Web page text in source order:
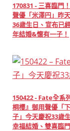
170831 - 三喜臨門
聲優「米澤円」昨
36歲生日、宣布已
年結婚&懷有一子！
150422 - Fate全系
桐櫻』御用聲優「
子」今天慶祝33歲
幸福結婚、雙喜臨門